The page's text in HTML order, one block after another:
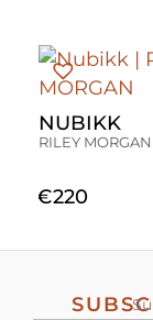
NUBIKK
RILEY MORGAN
€220